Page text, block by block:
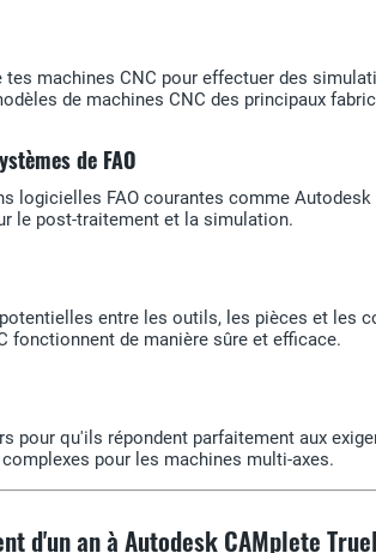
tes machines CNC pour effectuer des
de machines CNC des principaux
de FAO
logicielles FAO courantes comme
le post-traitement et la simulation.
entre les outils, les pièces et les
fonctionnent de manière sûre et efficace.
pour qu'ils répondent parfaitement aux
pour les machines multi-axes.
d'un an à Autodesk CAMplete